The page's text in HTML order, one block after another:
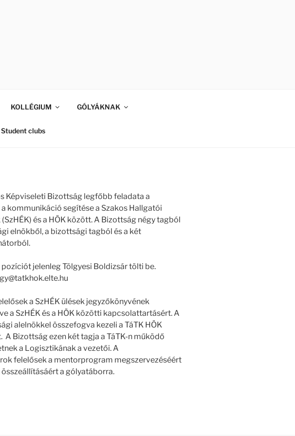
KOLLÉGIUM GÓLYÁKNAK
clubs
Képviseleti Bizottság legfőbb feladata a
kommunikáció segítése a Szakos Hallgatói
és a HÖK között. A Bizottság négy tagból
elnökből, a bizottsági tagból és a két
jelenleg Tölgyesi Boldizsár tölti be.
a SzHÉK ülések jegyzőkönyvének
a SzHÉK és a HÖK közötti kapcsolattartásért. A
alelnökkel összefogva kezeli a TáTK HÖK
A Bizottság ezen két tagja a TáTK-n működő
a Logisztikának a vezetői. A
felelősek a mentorprogram megszervezéséért
a gólyatáborra.